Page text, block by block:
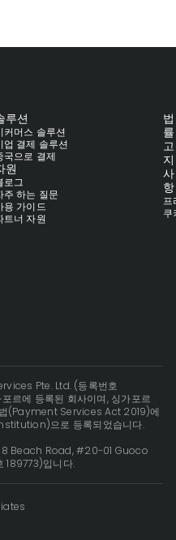
루션
커머스 솔루션
업 결제 솔루션
국으로 결제
원
로그
주 하는 질문
용 가이드
트너 자원
법
률
고
지
사
항
프
쿠
Pte. Ltd. (등록번호
르에 등록된 회사이며, 싱가포르
(Payment Services Act 2019)에
으로 등록되었습니다.
Beach Road, #20-01 Guoco
입니다.